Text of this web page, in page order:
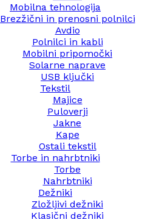
Mobilna tehnologija
Brezžični in prenosni polnilci
Avdio
Polnilci in kabli
Mobilni pripomočki
Solarne naprave
USB ključki
Tekstil
Majice
Puloverji
Jakne
Kape
Ostali tekstil
Torbe in nahrbtniki
Torbe
Nahrbtniki
Dežniki
Zložljivi dežniki
Klasični dežniki